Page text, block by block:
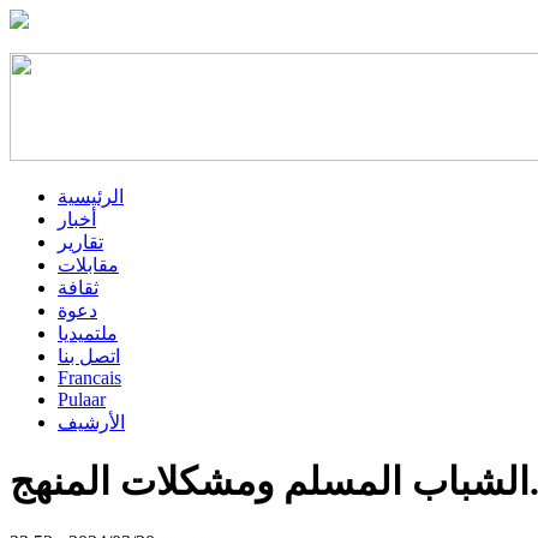
الرئيسية
أخبار
تقارير
مقابلات
ثقافة
دعوة
ملتميديا
اتصل بنا
Francais
Pulaar
الأرشيف